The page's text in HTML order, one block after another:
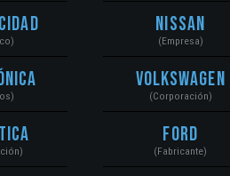
Nissan
(Empresa)
Volkswagen
(Corporación)
Ford
(Fabricante)